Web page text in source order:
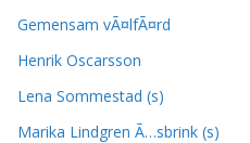
Gemensam vÃ¤lfÃ¤rd
Henrik Oscarsson
Lena Sommestad (s)
Marika Lindgren Ã…sbrink (s)